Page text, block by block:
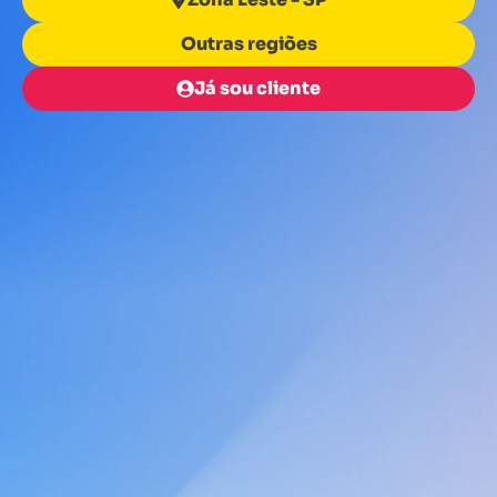
Outras regiões
Já sou cliente